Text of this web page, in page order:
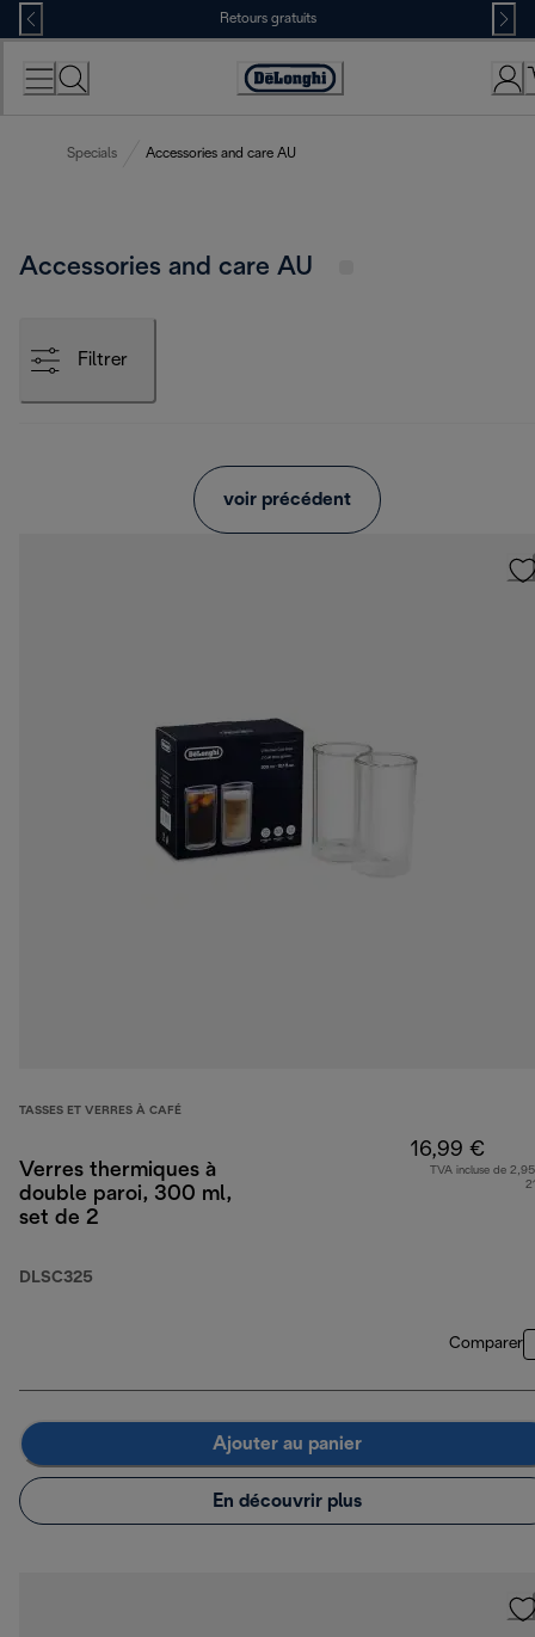
Skip
to
Content
Retours gratuits
Déclaration
Specials Accessories and care AU
Accessories and care AU
Filtrer
voir précédent
TASSES ET VERRES À CAFÉ
Verres thermiques à
double paroi, 300 ml,
set de 2
DLSC325
16,99 €
TVA incluse de
Comparer
Ajouter au panier
En découvrir plus